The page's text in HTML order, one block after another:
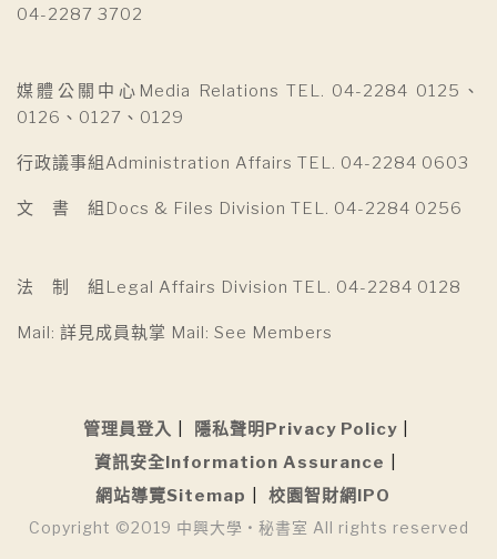
04-2287 3702
媒體公關中心Media Relations TEL. 04-2284 0125、
0126、0127、0129
行政議事組Administration Affairs TEL. 04-2284 0603
文 書 組Docs & Files Division TEL. 04-2284 0256
法 制 組Legal Affairs Division TEL. 04-2284 0128
Mail: 詳見成員執掌 Mail: See Members
管理員登入
隱私聲明Privacy Policy
資訊安全Information Assurance
網站導覽Sitemap
校園智財網IPO
Copyright ©2019 中興大學 • 秘書室 All rights reserved